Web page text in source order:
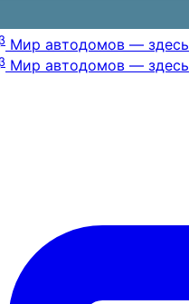
β Мир автодомов — здесь
β Мир автодомов — здесь